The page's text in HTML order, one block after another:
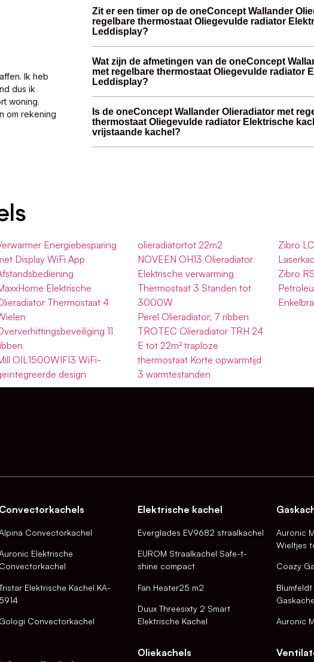
Ik heb
dus ik
woning.
om rekening
Zit er een timer op de oneConcept Wallander
regelbare thermostaat Oliegevulde radiator
Leddisplay?
Wat zijn de afmetingen van de oneConcept
met regelbare thermostaat Oliegevulde radiator
Leddisplay?
Is de oneConcept Wallander Olieradiator met
thermostaat Oliegevulde radiator Elektrische
vrijstaande kachel?
Energiebesparing
Display WiFi App
Elektrische
Thermostaat 4
11
OIL1500WIFI3 WiFi-
design
olieradiatortot 22m2
NOVEEN OH13 Olieradiator
Elektrische verwarming
Thermostaat 3 Standen tot
3000W
Perel Olieradiator, 7 ribben
TROTEC Olieradiator TRH 24
E tot 22m² traploze
thermostaat Korte opwarmtijd
3 warmtestanden
Zibro
Zibro
Convectorkachels
Convectorkachel
Elektrische
Convectorkachel
Elektrische Kachel KA-
5914
Gologi Convectorkachel
Elektrische kachel
Everglades EV9682 straalkachel
EUROM Straalkachel Safe-t-
shine compact
Fan Heater25 m2
Duux Threesixty 2 Smart
Elektrische Kachel
Oliekachels
Auronic
Wieltjes
Coazy
Auronic